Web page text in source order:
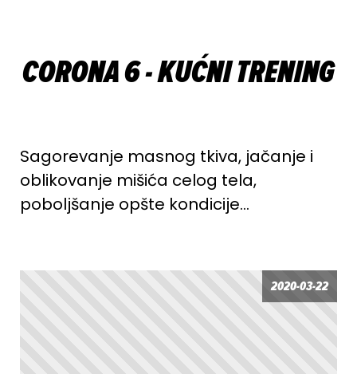
CORONA 6 - KUĆNI TRENING
Sagorevanje masnog tkiva, jačanje i
oblikovanje mišića celog tela,
poboljšanje opšte kondicije…
2020-03-22